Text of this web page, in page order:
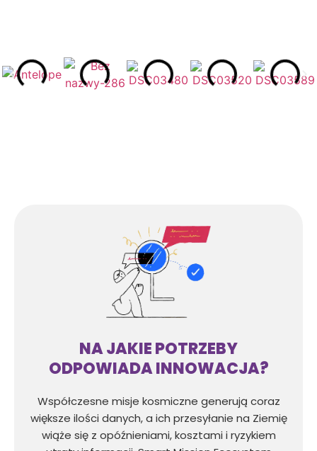
NA JAKIE POTRZEBY
ODPOWIADA INNOWACJA?
Współczesne misje kosmiczne generują coraz
większe ilości danych, a ich przesyłanie na Ziemię
wiąże się z opóźnieniami, kosztami i ryzykiem